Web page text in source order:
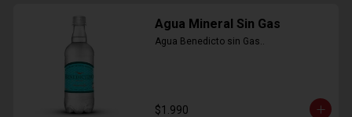
Agua Mineral Sin Gas
Agua Benedicto sin Gas..
$1.990